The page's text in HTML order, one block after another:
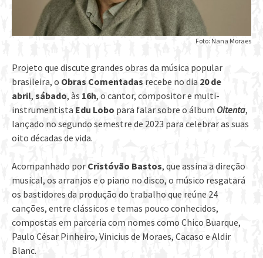
Foto: Nana Moraes
Projeto que discute grandes obras da música popular
brasileira, o Obras Comentadas recebe no dia 20 de
abril, sábado, às 16h, o cantor, compositor e multi-
instrumentista Edu Lobo para falar sobre o álbum Oitenta,
lançado no segundo semestre de 2023 para celebrar as suas
oito décadas de vida.
Acompanhado por Cristóvão Bastos, que assina a direção
musical, os arranjos e o piano no disco, o músico resgatará
os bastidores da produção do trabalho que reúne 24
canções, entre clássicos e temas pouco conhecidos,
compostas em parceria com nomes como Chico Buarque,
Paulo César Pinheiro, Vinicius de Moraes, Cacaso e Aldir
Blanc.